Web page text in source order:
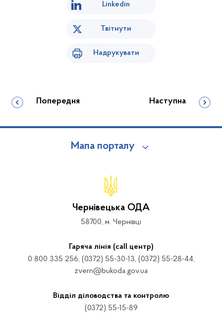
Linkedin
Твітнути
Надрукувати
Попередня Наступна
Мапа порталу
Чернівецька ОДА
58700, м. Чернівці
Гаряча лінія (call центр)
0 800 335 256, (0372) 55-30-13, (0372) 55-28-44,
zvern@bukoda.gov.ua
Відділ діловодства та контролю
(0372) 55-15-89